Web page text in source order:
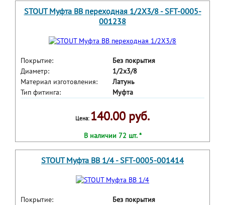
STOUT Муфта ВВ переходная 1/2X3/8 - SFT-0005-
001238
Покрытие:
Без покрытия
Диаметр:
1/2x3/8
Материал изготовления:
Латунь
Тип фитинга:
Муфта
Цена: 140.00 руб.
В наличии 72 шт. *
STOUT Муфта ВВ 1/4 - SFT-0005-001414
Покрытие:
Без покрытия